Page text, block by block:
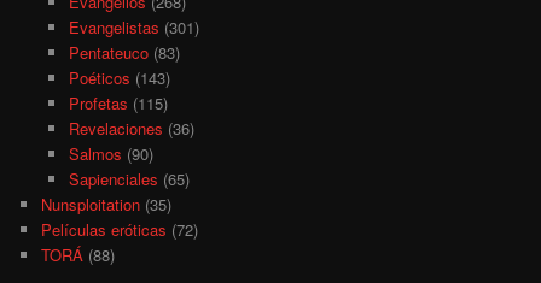
Evangelistas (301)
Pentateuco(83)
Poéticos (143)
Profetas (115)
Revelaciones (36)
Salmos (90)
Sapienciales (65)
Nunsploitation (35)
Películas eróticas (72)
TORÁ (88)